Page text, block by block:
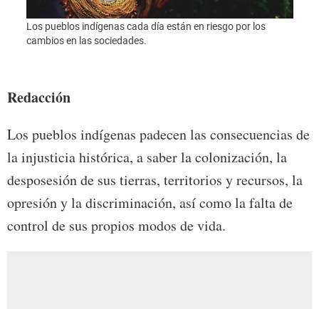
Los pueblos indígenas cada día están en riesgo por los
cambios en las sociedades.
Redacción
Los pueblos indígenas padecen las consecuencias de
la injusticia histórica, a saber la colonización, la
desposesión de sus tierras, territorios y recursos, la
opresión y la discriminación, así como la falta de
control de sus propios modos de vida.